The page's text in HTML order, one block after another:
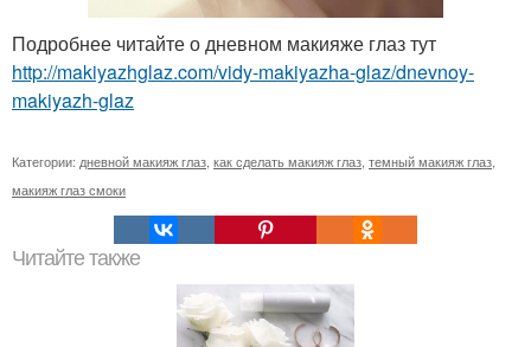
Подробнее читайте о дневном макияже глаз тут
http://makiyazhglaz.com/vidy-makiyazha-glaz/dnevnoy-
makiyazh-glaz
Категории: дневной макияж глаз как сделать макияж глаз темный макияж глаз
макияж глаз смоки
Читайте также